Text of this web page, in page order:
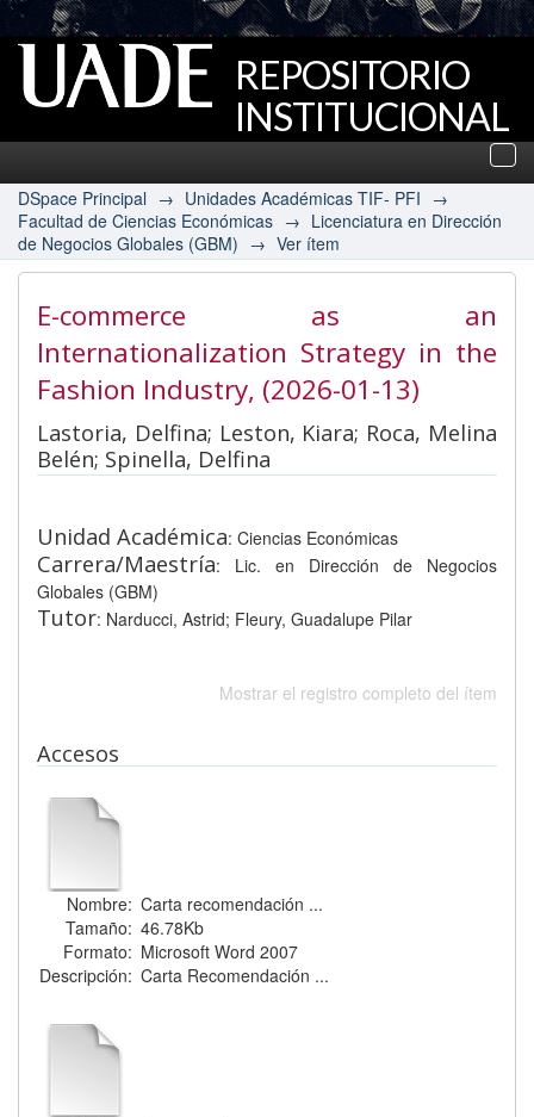
REPOSITORIO
INSTITUCIONAL
UADE
DSpace Principal → Unidades Académicas TIF- PFI →
Facultad de Ciencias Económicas → Licenciatura en Dirección
de Negocios Globales (GBM) → Ver ítem
E-commerce as an
Internationalization Strategy in the
Fashion Industry, (2026-01-13)
Lastoria, Delfina; Leston, Kiara; Roca, Melina
Belén; Spinella, Delfina
Unidad Académica: Ciencias Económicas
Carrera/Maestría: Lic. en Dirección de Negocios
Globales (GBM)
Tutor: Narducci, Astrid; Fleury, Guadalupe Pilar
Mostrar el registro completo del ítem
Accesos
Nombre: Carta recomendación ...
Tamaño: 46.78Kb
Formato: Microsoft Word 2007
Descripción: Carta Recomendación ...